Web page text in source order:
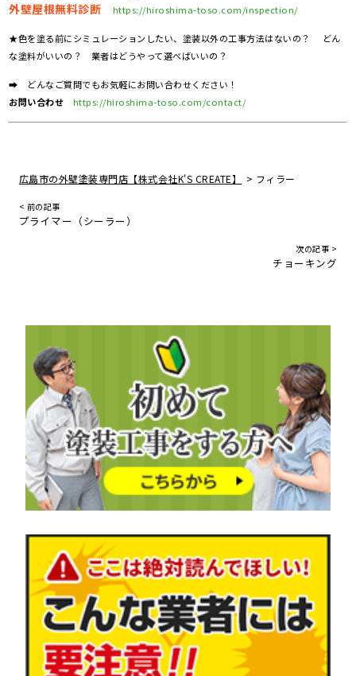
外壁屋根無料診断 https://hiroshima-toso.com/inspection/
★色を塗る前にシミュレーションしたい、塗装以外の工事方法はないの？ どん
な塗料がいいの？ 業者はどうやって選べばいいの？
➡ どんなご質問でもお気軽にお問い合わせください！
お問い合わせ
https://hiroshima-toso.com/contact/
広島市の外壁塗装専門店【株式会社K'S CREATE】 > フィラー
< 前の記事
プライマー（シーラー）
次の記事 >
チョーキング